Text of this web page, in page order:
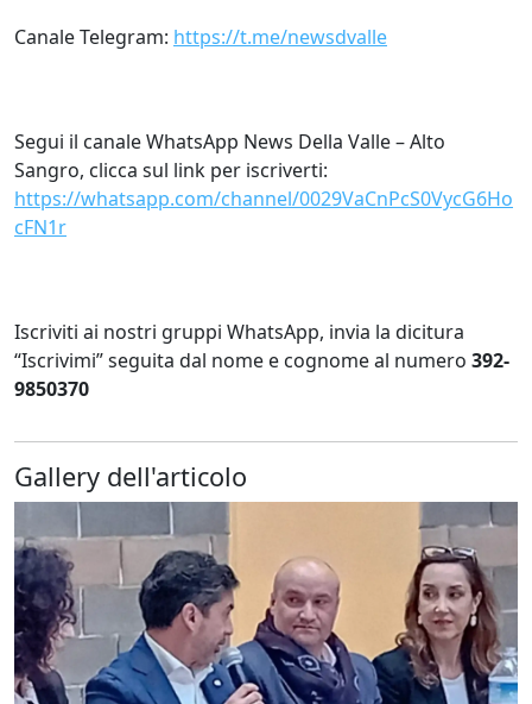
Canale Telegram: https://t.me/newsdvalle
Segui il canale WhatsApp News Della Valle – Alto
Sangro, clicca sul link per iscriverti:
https://whatsapp.com/channel/0029VaCnPcS0VycG6Ho
cFN1r
Iscriviti ai nostri gruppi WhatsApp, invia la dicitura
“Iscrivimi” seguita dal nome e cognome al numero 392-
9850370
Gallery dell'articolo